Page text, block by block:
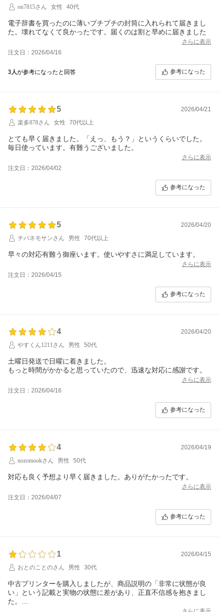
on7815さん
女性 40代
電子辞書を買ったのに薄いプチプチの封筒に入れられて届きまし
た。壊れてなくて良かったです。届くのは割と早めに届きました
さらに表示
注文日：2026/04/16
3人が参考になったと回答 参考になった
5
2026/04/21
楽多878さん
女性 70代以上
とても早く届きました。「えっ、もう？」というくらいでした。
毎日使っています。有難うございました。
さらに表示
注文日：2026/04/02
参考になった
5
2026/04/20
チバネモサンさん
男性 70代以上
早々の対応有難う御座います。使いやすさに満足しています。
さらに表示
注文日：2026/04/15
参考になった
4
2026/04/20
やすくん1211さん
男性 50代
土曜日発送で日曜に着きました。
もっと時間がかかると思っていたので、迅速な対応に感謝です。
さらに表示
注文日：2026/04/16
参考になった
4
2026/04/19
nozomookさん
男性 50代
対応も良く予想より早く届きました。ありがたかったです。
さらに表示
注文日：2026/04/07
参考になった
1
2026/04/15
おとのことのさん
男性 30代
中古プリンターを購入しましたが、商品説明の「非常に状態が良
い」という記載と実物の状態に差があり、正直不信感を抱きまし
た。